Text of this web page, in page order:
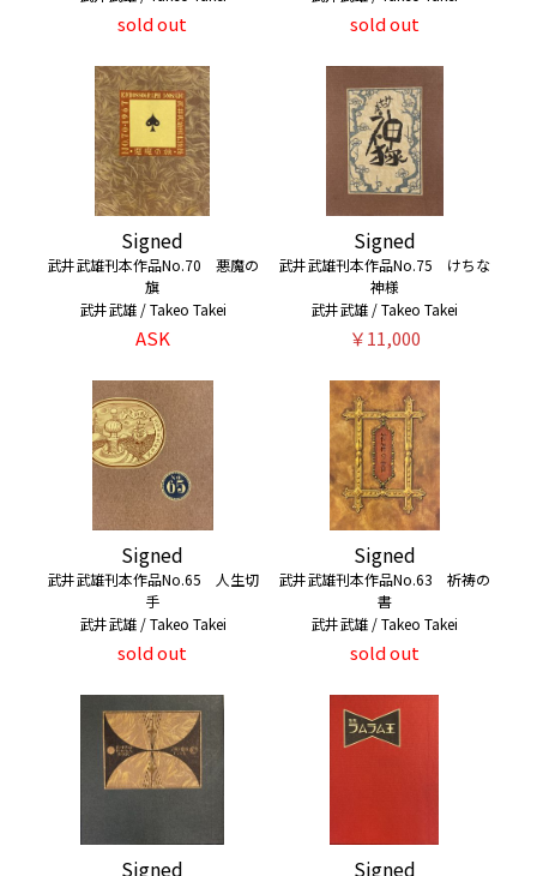
sold out sold out
Signed
武井武雄刊本作品No.70 悪魔の
旗
武井武雄 / Takeo Takei
ASK
Signed
武井武雄刊本作品No.75 けちな
神様
武井武雄 / Takeo Takei
￥11,000
Signed
武井武雄刊本作品No.65 人生切
手
武井武雄 / Takeo Takei
sold out
Signed
武井武雄刊本作品No.63 祈祷の
書
武井武雄 / Takeo Takei
sold out
Signed Signed